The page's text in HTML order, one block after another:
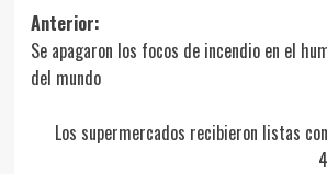
Navegación
de
entradas
Anterior:
Se apagaron los focos de incendio en el
del mundo
Los supermercados recibieron listas